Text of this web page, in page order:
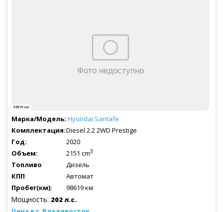
98619 км
Hyundai Santafe
Diesel 2.2 2WD Prestige
2020
2151 cm3
Дизель
Автомат
98619 км
Мощность: 202 л.с.